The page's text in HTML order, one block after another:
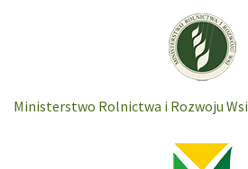
Ministerstwo Rolnictwa i Rozwoju Wsi